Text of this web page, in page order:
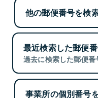
他の郵便番号を検
最近検索した郵便
過去に検索した郵便番
事業所の個別番号